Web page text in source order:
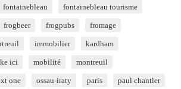
fontainebleau fontainebleau tourisme
frogbeer frogpubs fromage
immobilier kardham
ici mobilité montreuil
one ossau-iraty paris paul chantler